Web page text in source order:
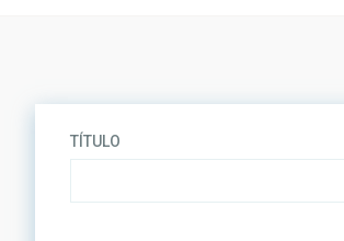
TÍTULO